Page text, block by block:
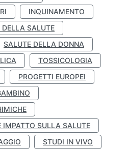
INQUINAMENTO
DELLA SALUTE
SALUTE DELLA DONNA
TOSSICOLOGIA
PROGETTI EUROPEI
IMPATTO SULLA SALUTE
STUDI IN VIVO